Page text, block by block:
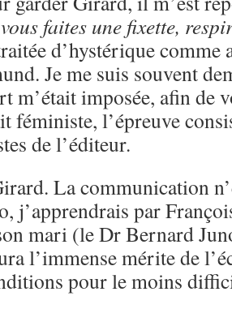
faites une fixette,
d’hystérique
Je me suis souvent
m’était imposée, afin de
féministe, l’épreuve
de l’éditeur.
La communication
j’apprendrais par
mari (le Dr Bernard
l’immense mérite de
pour le moins